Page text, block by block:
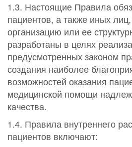
1.3. Настоящие Правила
пациентов, а также иных
организацию или ее
разработаны в целях
предусмотренных законом
создания наиболее
возможностей оказания
медицинской помощи
качества.
1.4. Правила внутреннего
пациентов включают: